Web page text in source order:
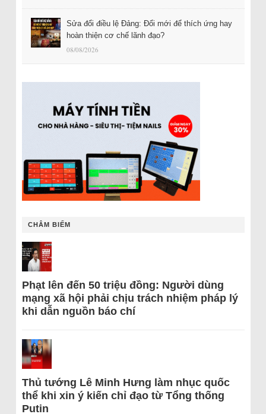
Sửa đổi điều lệ Đảng: Đổi mới để thích ứng hay
hoàn thiện cơ chế lãnh đạo?
08/08/2026
CHÂM BIẾM
Phạt lên đến 50 triệu đồng: Người dùng
mạng xã hội phải chịu trách nhiệm pháp lý
khi dẫn nguồn báo chí
Thủ tướng Lê Minh Hưng làm nhục quốc
thể khi xin ý kiến chỉ đạo từ Tổng thống
Putin